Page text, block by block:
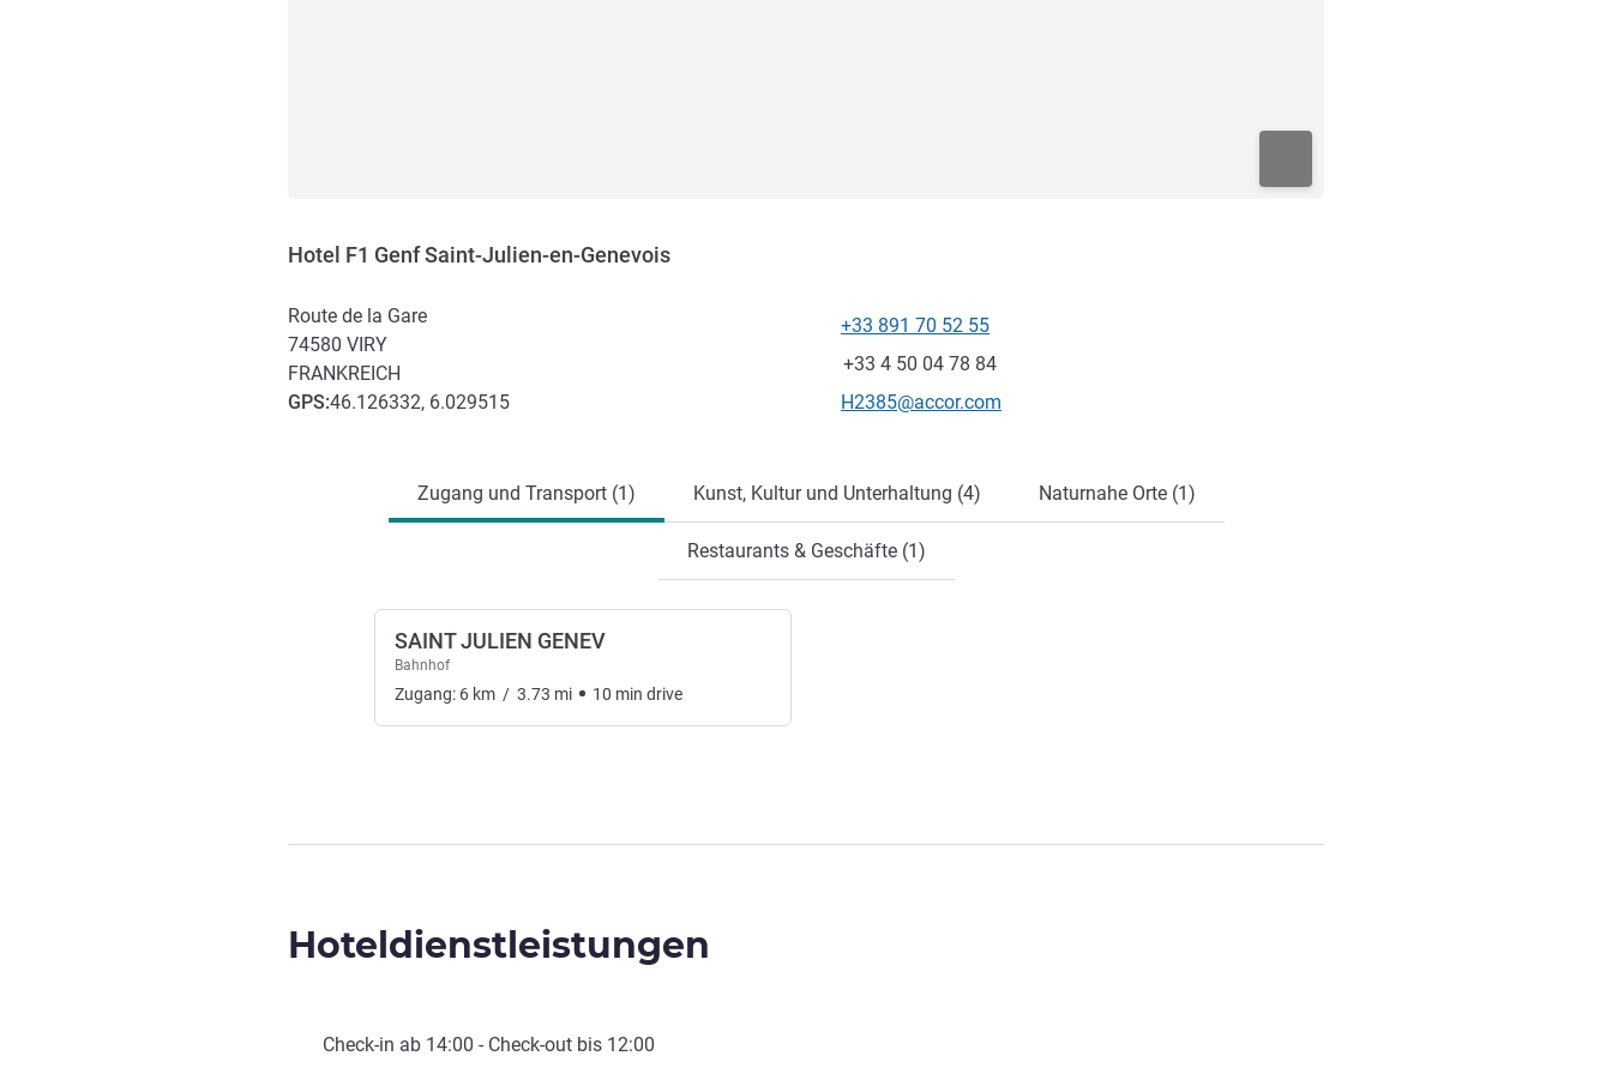
Hotel F1 Genf Saint-Julien-en-Genevois
Route de la Gare
74580 VIRY
FRANKREICH
GPS:46.126332, 6.029515
+33 891 70 52 55
Fax
+33 4 50 04 78 84
Kontakt-E-Mail
H2385@accor.com
Zugang und Transport (1) Kunst, Kultur und Unterhaltung (4) Naturnahe Orte (1)
Restaurants & Geschäfte (1)
SAINT JULIEN GENEV
Bahnhof
Zugang: 6 km / 3.73 mi 10 min drive
Hoteldienstleistungen
Check-in ab 14:00 - Check-out bis 12:00